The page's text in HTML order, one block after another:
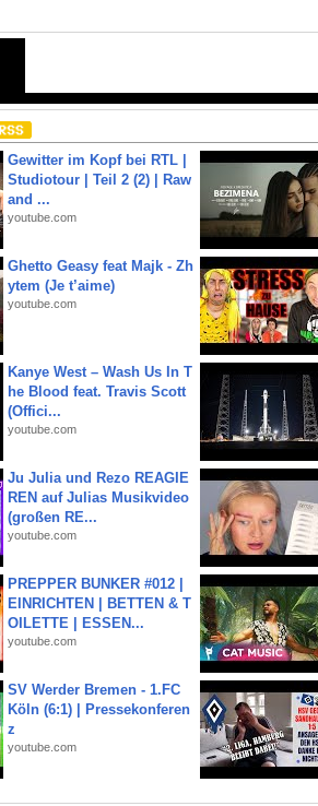
Gewitter im Kopf bei RTL |
Studiotour | Teil 2 (2) | Raw
and ...
youtube.com
Ghetto Geasy feat Majk - Zh
ytem (Je t’aime)
youtube.com
Kanye West – Wash Us In T
he Blood feat. Travis Scott
(Offici...
youtube.com
Ju Julia und Rezo REAGIE
REN auf Julias Musikvideo
(großen RE...
youtube.com
PREPPER BUNKER #012 |
EINRICHTEN | BETTEN & T
OILETTE | ESSEN...
youtube.com
SV Werder Bremen - 1.FC
Köln (6:1) | Pressekonferen
z
youtube.com